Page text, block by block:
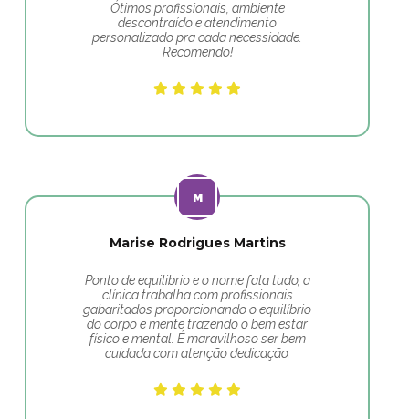
Ótimos profissionais, ambiente
descontraído e atendimento
personalizado pra cada necessidade.
Recomendo!
Marise Rodrigues Martins
Ponto de equilibrio e o nome fala tudo, a
clínica trabalha com profissionais
gabaritados proporcionando o equilíbrio
do corpo e mente trazendo o bem estar
físico e mental. É maravilhoso ser bem
cuidada com atenção dedicação.